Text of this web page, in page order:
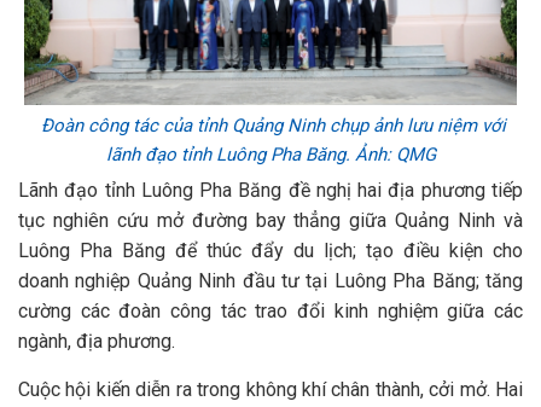
Đoàn công tác của tỉnh Quảng Ninh chụp ảnh lưu niệm với
lãnh đạo tỉnh Luông Pha Băng. Ảnh: QMG
Lãnh đạo tỉnh Luông Pha Băng đề nghị hai địa phương tiếp
tục nghiên cứu mở đường bay thẳng giữa Quảng Ninh và
Luông Pha Băng để thúc đẩy du lịch; tạo điều kiện cho
doanh nghiệp Quảng Ninh đầu tư tại Luông Pha Băng; tăng
cường các đoàn công tác trao đổi kinh nghiệm giữa các
ngành, địa phương.
Cuộc hội kiến diễn ra trong không khí chân thành, cởi mở. Hai